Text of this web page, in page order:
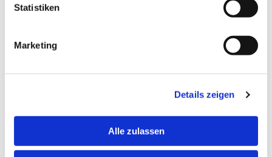
Statistiken
Marketing
Details zeigen
Alle zulassen